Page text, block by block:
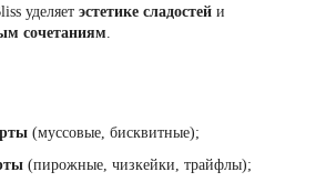
уделяет эстетике сладостей и
сочетаниям
(муссовые, бисквитные);
(пирожные, чизкейки, трайфлы);